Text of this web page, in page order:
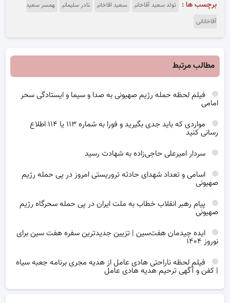
برچسب ها : تولد سعید آقاخانی سعید اقاخانی نادر سلیمانی
همسر سعید
آقاخانانی
مطالب مرتبط
فیلم لحظه حمله رژیم صهیونی به صدا و سیما و ایستادگی سحر
امامی
مواردی که باید جدی بگیرید و فورا به شماره ۱۱۳ یا ۱۱۴ اطلاع
رسانی کنید
سردار امیرعلی حاجی‌زاده به شهادت رسید
اسامی و تعداد شهدای حادثه تروریستی امروز در پی حمله رژیم
صهیونی
پیام رهبر انقلاب خطاب به ملت ایران در پی حمله سحرگاه رژیم
صهیونی
ایده چیدمان هفت‌سین | تزیین جدیدترین سفره هفت سین برای
نوروز ۱۴۰۴
فیلم لحظه ناراحتی هادی عامل از هدیه مجری برنامه جعبه سیاه
| کفن و آگهی ترحیم هدیه هادی عامل